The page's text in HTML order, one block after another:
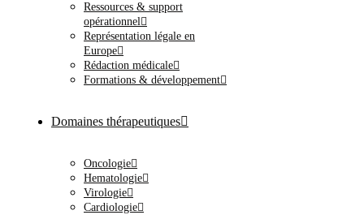
Ressources & support
opérationnel
Représentation légale en
Europe
Rédaction médicale
Formations & développement
Domaines thérapeutiques
Oncologie
Hematologie
Virologie
Cardiologie